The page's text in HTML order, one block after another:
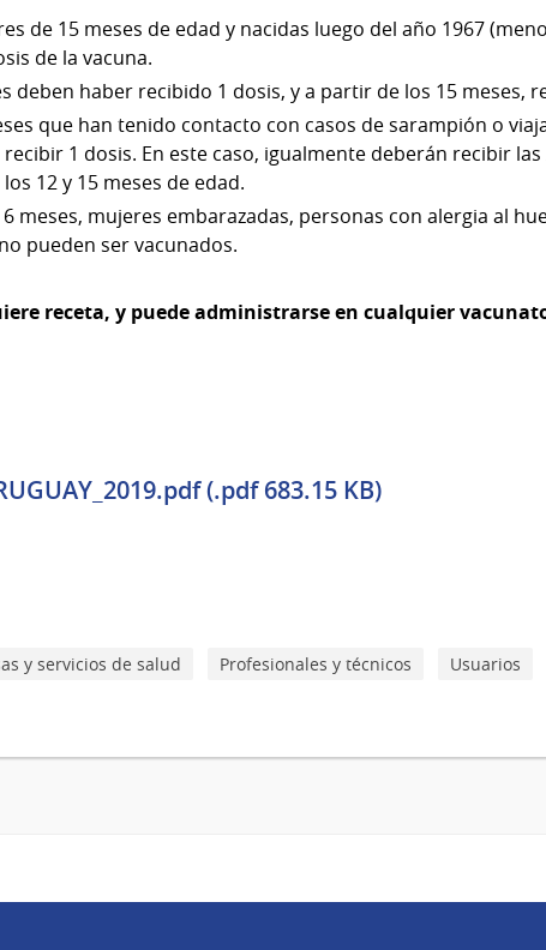
de 15 meses de edad y nacidas luego del año 1967
de la vacuna.
deben haber recibido 1 dosis, y a partir de los 15 meses,
que han tenido contacto con casos de sarampión o
1 dosis. En este caso, igualmente deberán recibir
12 y 15 meses de edad.
meses, mujeres embarazadas, personas con alergia al
pueden ser vacunados.
receta, y puede administrarse en cualquier
(.pdf 683.15 KB)
y servicios de salud Profesionales y técnicos Usuarios